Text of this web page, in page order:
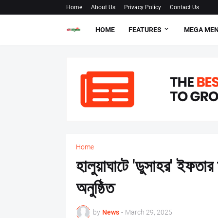
Home About Us Privacy Policy Contact Us
HOME FEATURES MEGA
Home
হালুয়াঘাটে 'ডুসাহর' ইফতার
অনুষ্ঠিত
by News - March 29, 2025